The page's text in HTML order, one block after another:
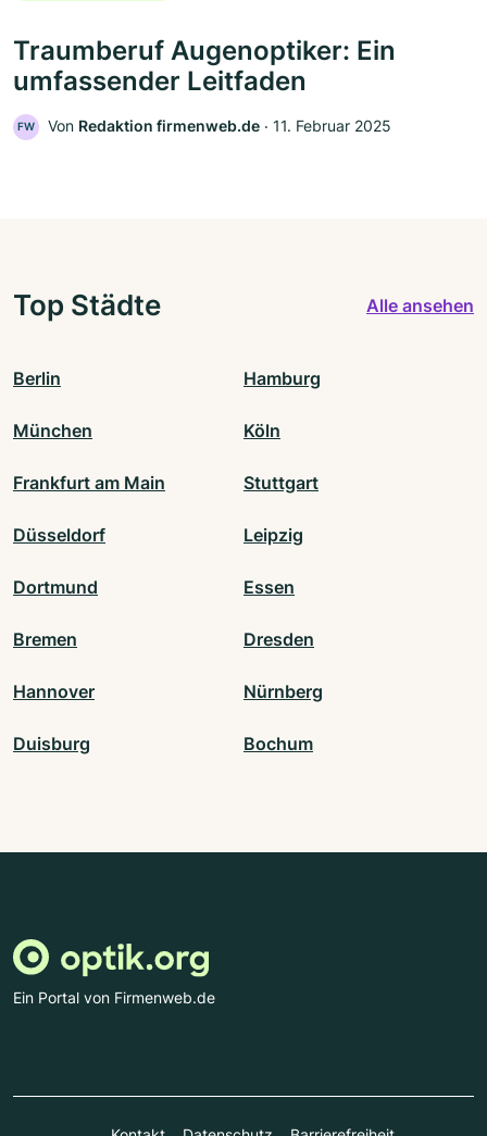
Traumberuf Augenoptiker: Ein
umfassender Leitfaden
FW Von Redaktion firmenweb.de ‧ 11. Februar 2025
Top Städte Alle ansehen
Berlin Hamburg
München Köln
Frankfurt am Main Stuttgart
Düsseldorf Leipzig
Dortmund Essen
Bremen Dresden
Hannover Nürnberg
Duisburg Bochum
Ein Portal von Firmenweb.de